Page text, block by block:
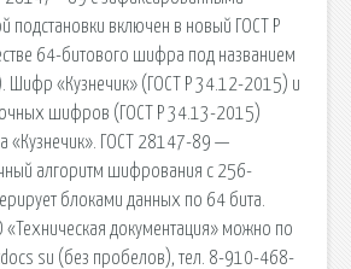
подстановки включен в новый ГОСТ Р
64-битового шифра под названием
Шифр «Кузнечик» (ГОСТ Р 34.12-2015) и
шифров (ГОСТ Р 34.13-2015)
«Кузнечик». ГОСТ 28147-89 —
алгоритм шифрования с 256-
блоками данных по 64 бита.
«Техническая документация» можно по
su (без пробелов), тел. 8-910-468-